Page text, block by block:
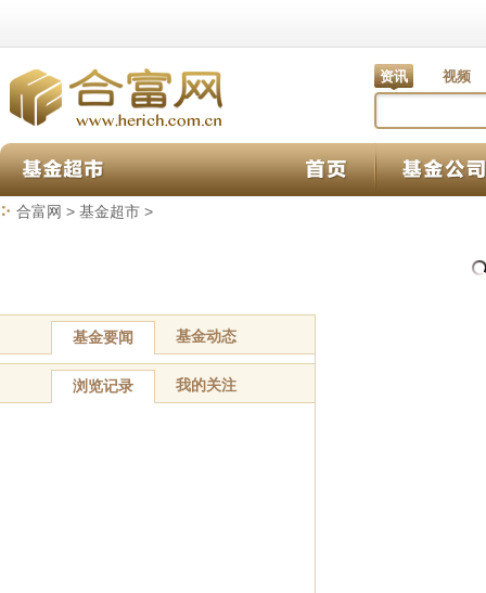
资讯 视频
合富网 > 基金超市 >
基金要闻 基金动态
浏览记录 我的关注